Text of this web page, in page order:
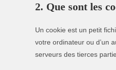
2. Que sont les
Un cookie est un petit
votre ordinateur ou d’un
serveurs des tierces